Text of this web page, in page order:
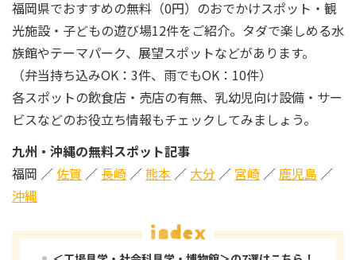
福岡県でおすすめの無料（0円）のおでかけスポット・観
光施設・子どもの遊び場12件をご紹介。タダで楽しめる水
族館やテーマパーク、展望スポットなどがあります。
（弁当持ち込みOK：3件、雨でもOK：10件）
各スポットの飲食店・売店の有無、乳幼児向け設備・サー
ビスなどのお役立ち情報もチェックしてみましょう。
九州・沖縄の無料スポット記事
福岡 ／佐賀 ／ 長崎 ／熊本 ／ 大分 ／ 宮崎 ／鹿児島 ／
沖縄